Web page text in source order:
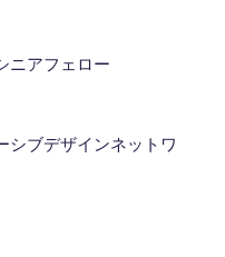
ニアフェロー
シブデザインネットワ